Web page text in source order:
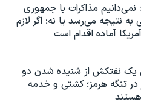
نمی‌دانیم مذاکرات با جمهوری
به نتیجه می‌رسد یا نه؛ اگر لازم
آماده اقدام است
یک نفتکش از شنیده شدن دو
در تنگه هرمز؛ کشتی و خدمه